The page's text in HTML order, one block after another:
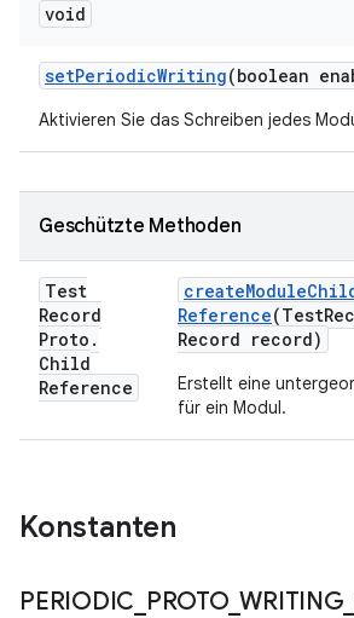
void
setPeriodicWriting(boolean
Aktivieren Sie das Schreiben jedes
Geschützte Methoden
Test
Record
Proto .
Child
Reference
createModule
Reference(Test
Record record)
Erstellt eine
für ein Modul.
Konstanten
PERIODIC PROTO_WRITING_